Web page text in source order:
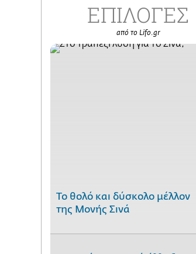
ΕΠΙΛΟΓΕΣ
από το Lifo.gr
Το θολό και δύσκολο μέλλον
της Μονής Σινά